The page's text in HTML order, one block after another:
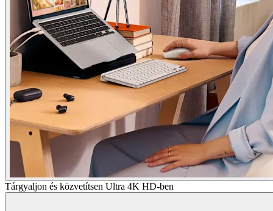
Tárgyaljon és közvetítsen Ultra 4K HD-ben